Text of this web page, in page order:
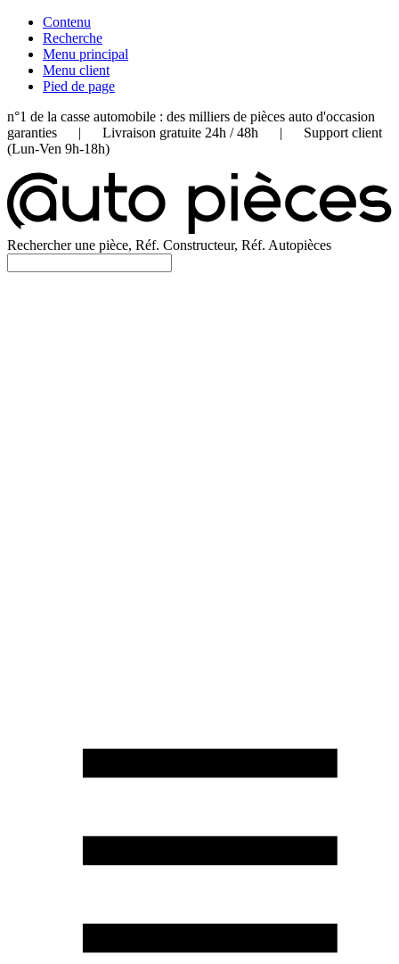
Contenu
Recherche
Menu principal
Menu client
Pied de page
n°1 de la casse automobile : des milliers de pièces auto d'occasion
garanties | Livraison gratuite 24h / 48h | Support client
(Lun-Ven 9h-18h)
Rechercher une pièce, Réf. Constructeur, Réf. Autopièces